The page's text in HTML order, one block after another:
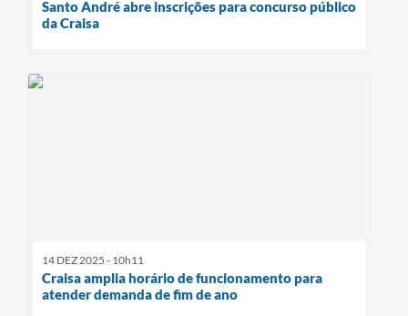
Santo André abre inscrições para concurso público
da Craisa
14 DEZ 2025 - 10h11
Craisa amplia horário de funcionamento para
atender demanda de fim de ano